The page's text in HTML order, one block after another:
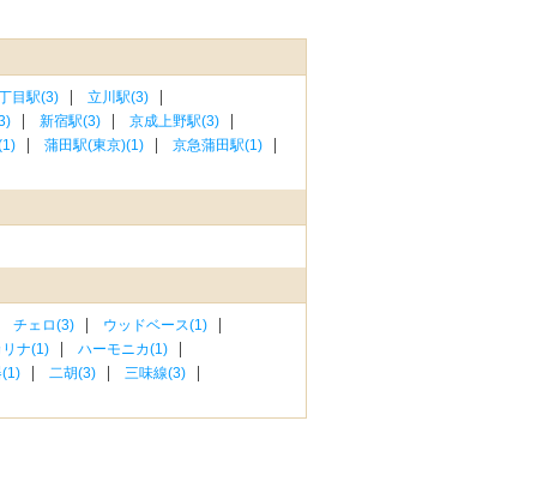
目駅(3)
立川駅(3)
新宿駅(3)
京成上野駅(3)
蒲田駅(東京)(1)
京急蒲田駅(1)
チェロ(3)
ウッドベース(1)
リナ(1)
ハーモニカ(1)
(1) 二胡(3)
三味線(3)